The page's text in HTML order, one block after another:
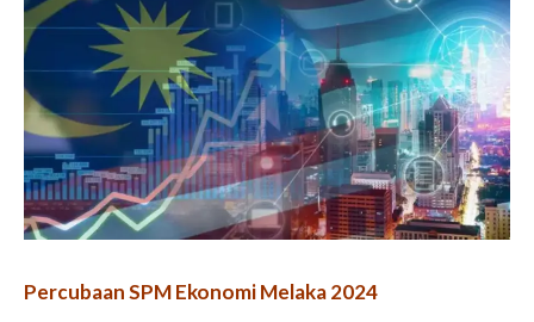
Percubaan SPM Ekonomi Melaka 2024